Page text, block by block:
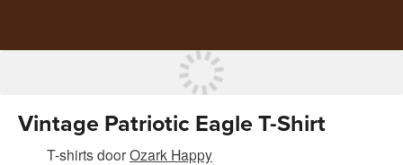
Vintage Patriotic Eagle T-Shirt
T-shirtsdoorOzark Happy